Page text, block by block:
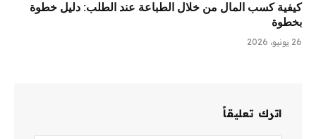
كيفية كسب المال من خلال الطباعة عند الطلب: دليل خطوة
بخطوة
26 يونيو، 2026
اترك تعليقاً